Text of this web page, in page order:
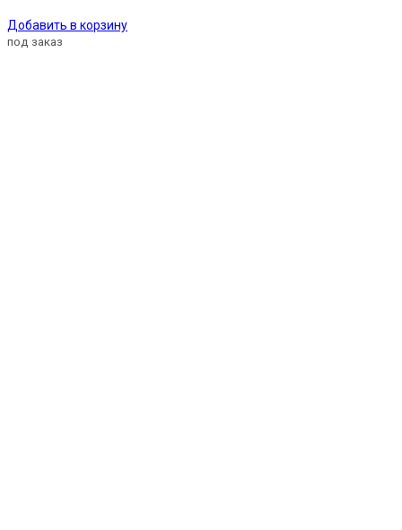
Добавить в корзину
под заказ